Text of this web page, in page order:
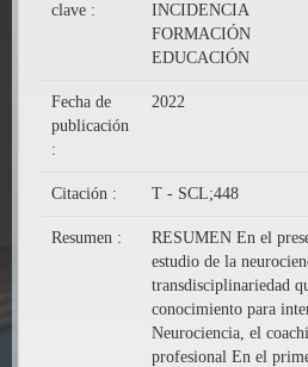
clave :
INCIDENCIA
FORMACIÓN
EDUCACIÓN
Fecha de
publicación
:
2022
Citación : T - SCL;448
Resumen :
RESUMEN En el
estudio de la
transdisciplinariedad
conocimiento para
Neurociencia, el
profesional En el